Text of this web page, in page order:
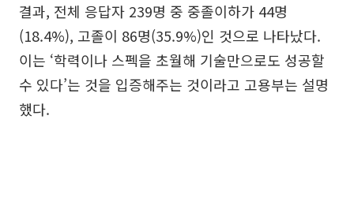
결과, 전체 응답자 239명 중 중졸이하가 44명
(18.4%), 고졸이 86명(35.9%)인 것으로 나타났다.
이는 ‘학력이나 스펙을 초월해 기술만으로도 성공할
수 있다’는 것을 입증해주는 것이라고 고용부는 설명
했다.